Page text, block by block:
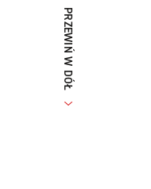
PRZEWIŃ W DÓŁ